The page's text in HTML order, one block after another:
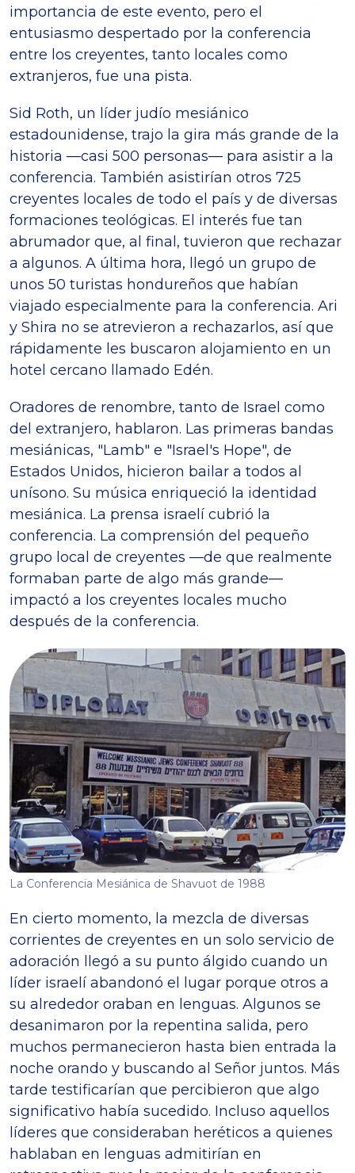
importancia de este evento, pero el
entusiasmo despertado por la conferencia
entre los creyentes, tanto locales como
extranjeros, fue una pista.
Sid Roth, un líder judío mesiánico
estadounidense, trajo la gira más grande de la
historia —casi 500 personas— para asistir a la
conferencia. También asistirían otros 725
creyentes locales de todo el país y de diversas
formaciones teológicas. El interés fue tan
abrumador que, al final, tuvieron que rechazar
a algunos. A última hora, llegó un grupo de
unos 50 turistas hondureños que habían
viajado especialmente para la conferencia. Ari
y Shira no se atrevieron a rechazarlos, así que
rápidamente les buscaron alojamiento en un
hotel cercano llamado Edén.
Oradores de renombre, tanto de Israel como
del extranjero, hablaron. Las primeras bandas
mesiánicas, "Lamb" e "Israel's Hope", de
Estados Unidos, hicieron bailar a todos al
unísono. Su música enriqueció la identidad
mesiánica. La prensa israelí cubrió la
conferencia. La comprensión del pequeño
grupo local de creyentes —de que realmente
formaban parte de algo más grande—
impactó a los creyentes locales mucho
después de la conferencia.
La Conferencia Mesiánica de Shavuot de 1988
En cierto momento, la mezcla de diversas
corrientes de creyentes en un solo servicio de
adoración llegó a su punto álgido cuando un
líder israelí abandonó el lugar porque otros a
su alrededor oraban en lenguas. Algunos se
desanimaron por la repentina salida, pero
muchos permanecieron hasta bien entrada la
noche orando y buscando al Señor juntos. Más
tarde testificarían que percibieron que algo
significativo había sucedido. Incluso aquellos
líderes que consideraban heréticos a quienes
hablaban en lenguas admitirían en